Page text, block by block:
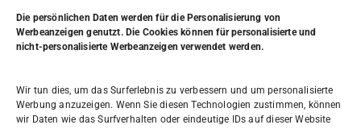
Die persönlichen Daten werden für die Personalisierung von
Werbeanzeigen genutzt. Die Cookies können für personalisierte und
nicht-personalisierte Werbeanzeigen verwendet werden.
Wir tun dies, um das Surferlebnis zu verbessern und um personalisierte
Werbung anzuzeigen. Wenn Sie diesen Technologien zustimmen, können
wir Daten wie das Surfverhalten oder eindeutige IDs auf dieser Website